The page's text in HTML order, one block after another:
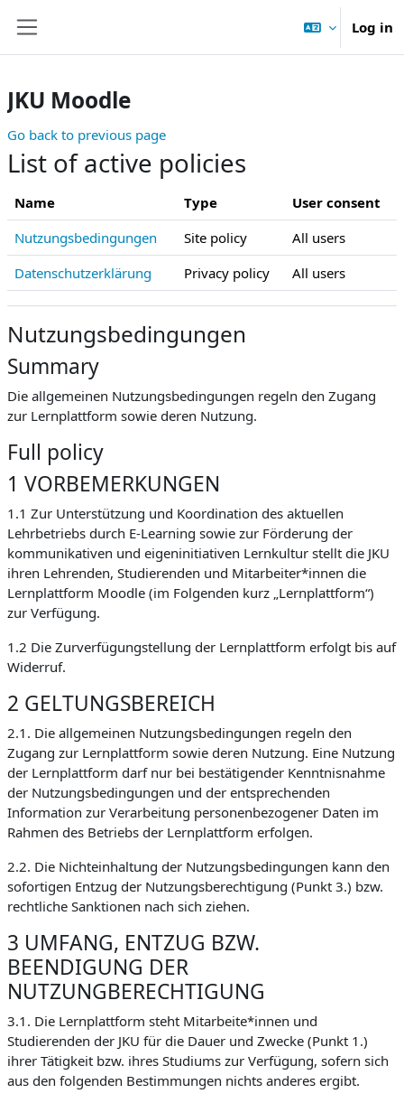
Log in
JKU Moodle
Go back to previous page
List of active policies
Name Type
User consent
Nutzungsbedingungen
Site policy
All users
Datenschutzerklärung
Privacy policy All users
Nutzungsbedingungen
Summary
Die allgemeinen Nutzungsbedingungen regeln den Zugang
zur Lernplattform sowie deren Nutzung.
Full policy
1 VORBEMERKUNGEN
1.1 Zur Unterstützung und Koordination des aktuellen
Lehrbetriebs durch E-Learning sowie zur Förderung der
kommunikativen und eigeninitiativen Lernkultur stellt die JKU
ihren Lehrenden, Studierenden und Mitarbeiter*innen die
Lernplattform Moodle (im Folgenden kurz „Lernplattform“)
zur Verfügung.
1.2 Die Zurverfügungstellung der Lernplattform erfolgt bis auf
Widerruf.
2 GELTUNGSBEREICH
2.1. Die allgemeinen Nutzungsbedingungen regeln den
Zugang zur Lernplattform sowie deren Nutzung. Eine Nutzung
der Lernplattform darf nur bei bestätigender Kenntnisnahme
der Nutzungsbedingungen und der entsprechenden
Information zur Verarbeitung personenbezogener Daten im
Rahmen des Betriebs der Lernplattform erfolgen.
2.2. Die Nichteinhaltung der Nutzungsbedingungen kann den
sofortigen Entzug der Nutzungsberechtigung (Punkt 3.) bzw.
rechtliche Sanktionen nach sich ziehen.
3 UMFANG, ENTZUG BZW.
BEENDIGUNG DER
NUTZUNGBERECHTIGUNG
3.1. Die Lernplattform steht Mitarbeite*innen und
Studierenden der JKU für die Dauer und Zwecke (Punkt 1.)
ihrer Tätigkeit bzw. ihres Studiums zur Verfügung, sofern sich
aus den folgenden Bestimmungen nichts anderes ergibt.